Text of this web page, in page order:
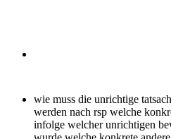
wie muss die unrichtige
werden nach rsp welche
infolge welcher unrichtigen